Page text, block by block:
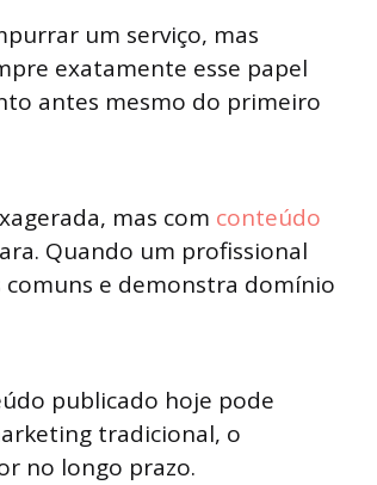
um serviço, mas
exatamente esse papel
antes mesmo do primeiro
mas com conteúdo
Quando um profissional
e demonstra domínio
publicado hoje pode
tradicional, o
no longo prazo.